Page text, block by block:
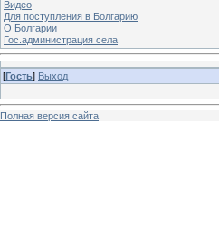
Видео
Для поступления в Болгарию
О Болгарии
Гос.администрация села
[Гость] Выход
Полная версия сайта